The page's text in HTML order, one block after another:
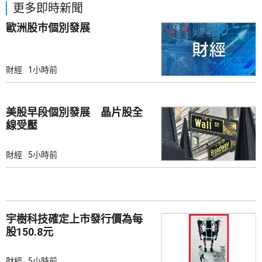
更多即時新聞
歐洲股巿個別發展
財經 1小時前
美股早段個別發展 晶片股全
線受壓
財經 5小時前
宇樹科技確定上市發行價為每
股150.8元